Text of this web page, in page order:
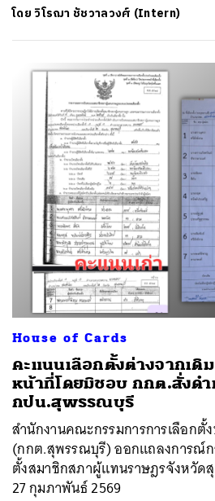
โดยวิโรฌา ชัชวาลวงศ์ (Intern)
House of Cards
คะแนนเลือกตั้งต่างจากเดิ
หน้าที่โดยมิชอบ กกต.สั่งด
กปน.สุพรรณบุรี
สำนักงานคณะกรรมการการเลือก
(กกต.สุพรรณบุรี) ออกแถลงการณ์
ตั้งสมาชิกสภาผู้แทนราษฎรจังหวัด
27 กุมภาพันธ์ 2569